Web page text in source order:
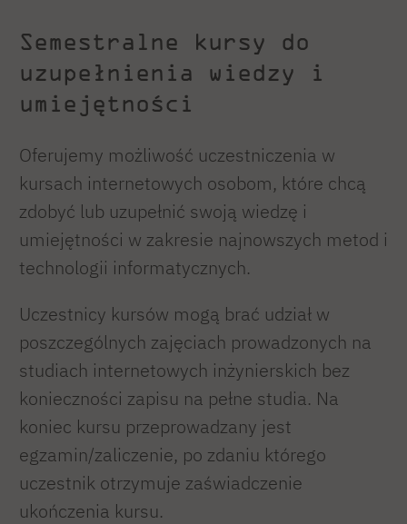
Semestralne kursy do
uzupełnienia wiedzy i
umiejętności
Oferujemy możliwość uczestniczenia w
kursach internetowych osobom, które chcą
zdobyć lub uzupełnić swoją wiedzę i
umiejętności w zakresie najnowszych metod i
technologii informatycznych.
Uczestnicy kursów mogą brać udział w
poszczególnych zajęciach prowadzonych na
studiach internetowych inżynierskich bez
konieczności zapisu na pełne studia. Na
koniec kursu przeprowadzany jest
egzamin/zaliczenie, po zdaniu którego
uczestnik otrzymuje zaświadczenie
ukończenia kursu.